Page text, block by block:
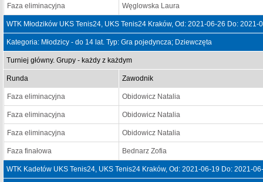
Faza eliminacyjna Węglowska Laura
WTK Młodzików UKS Tenis24, UKS Tenis24 Kraków, Od: 2021-06-26 Do: 2021-
Kategoria: Młodzicy - do 14 lat. Typ: Gra pojedyncza; Dziewczęta
Turniej główny. Grupy - każdy z każdym
Runda Zawodnik
Faza eliminacyjna Obidowicz Natalia
Faza eliminacyjna Obidowicz Natalia
Faza eliminacyjna Obidowicz Natalia
Faza finałowa Bednarz Zofia
WTK Kadetów UKS Tenis24, UKS Tenis24 Kraków, Od: 2021-06-19 Do: 2021-